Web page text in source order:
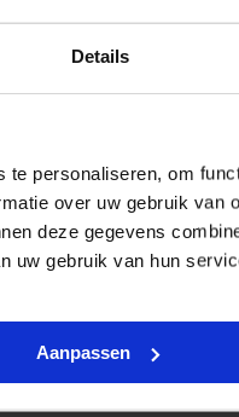
Details
personaliseren, om
over uw gebruik van
deze gegevens
uw gebruik van hun
Aanpassen